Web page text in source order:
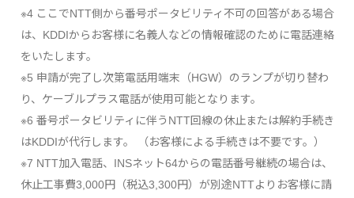
※4 ここでNTT側から番号ポータビリティ不可の回答がある場合
は、KDDIからお客様に名義人などの情報確認のために電話連絡
をいたします。
※5 申請が完了し次第電話用端末（HGW）のランプが切り替わ
り、ケーブルプラス電話が使用可能となります。
※6 番号ポータビリティに伴うNTT回線の休止または解約手続き
はKDDIが代行します。 （お客様による手続きは不要です。）
※7 NTT加入電話、INSネット64からの電話番号継続の場合は、
休止工事費3,000円（税込3,300円）が別途NTTよりお客様に請